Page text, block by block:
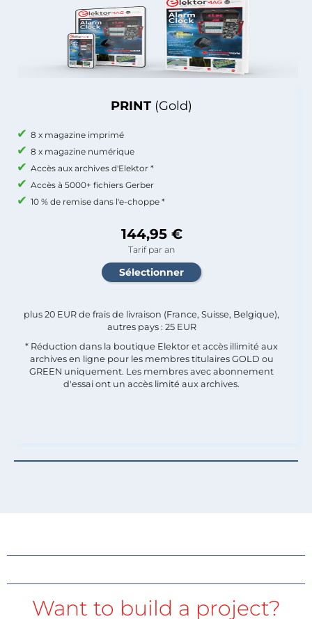
PRINT (Gold)
8 x magazine imprimé
8 x magazine numérique
Accès aux archives d'Elektor *
Accès à 5000+ fichiers Gerber
10 % de remise dans l'e-choppe *
144,95 €
Tarif par an
plus 20 EUR de frais de livraison (France, Suisse, Belgique),
autres pays : 25 EUR
* Réduction dans la boutique Elektor et accès illimité aux
archives en ligne pour les membres titulaires GOLD ou
GREEN uniquement. Les membres avec abonnement
d'essai ont un accès limité aux archives.
Want to build a project?